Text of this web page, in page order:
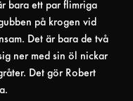
bara ett par flimriga
på krogen vid
Det är bara de två
ner med sin öl nickar
Det gör Robert